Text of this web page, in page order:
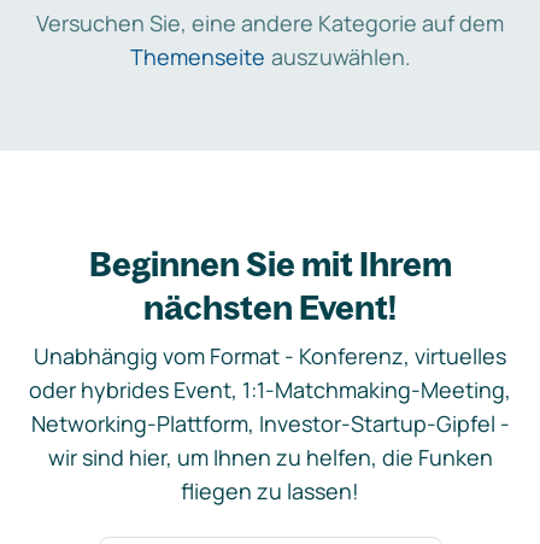
Versuchen Sie, eine andere Kategorie auf dem
Themenseite auszuwählen.
Beginnen Sie mit Ihrem
nächsten Event!
Unabhängig vom Format - Konferenz, virtuelles
oder hybrides Event, 1:1-Matchmaking-Meeting,
Networking-Plattform, Investor-Startup-Gipfel -
wir sind hier, um Ihnen zu helfen, die Funken
fliegen zu lassen!